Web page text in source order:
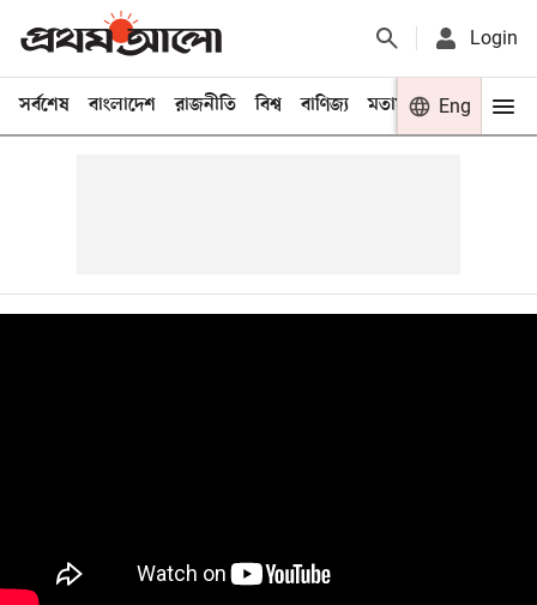
Login
সর্বশেষ বাংলাদেশ রাজনীতি বিশ্ব বাণিজ্য মতামত খেলা
Eng